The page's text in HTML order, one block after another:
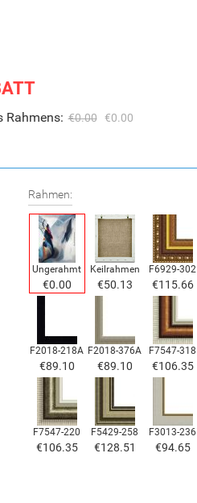
Rahmens: €0.00 €0.00
Rahmen:
Ungerahmt
€0.00
Keilrahmen
€50.13
F6929-302
€115.66
F2018-218A
€89.10
F2018-376A
€89.10
F7547-318
€106.35
F7547-220
€106.35
F5429-258
€128.51
F3013-236
€94.65